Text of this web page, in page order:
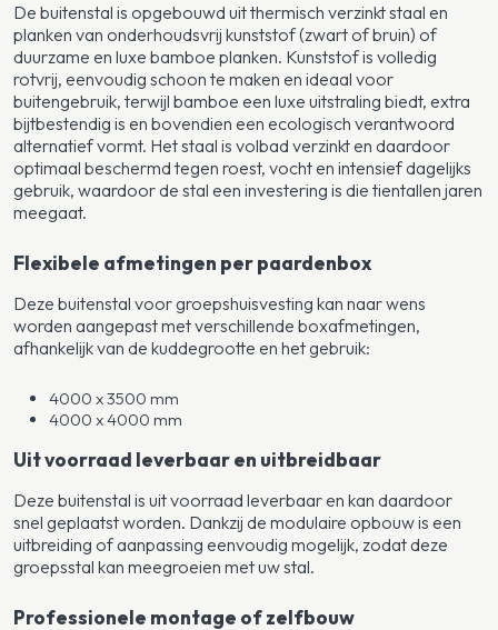
De buitenstal is opgebouwd uit thermisch verzinkt staal en
planken van onderhoudsvrij kunststof (zwart of bruin) of
duurzame en luxe bamboe planken. Kunststof is volledig
rotvrij, eenvoudig schoon te maken en ideaal voor
buitengebruik, terwijl bamboe een luxe uitstraling biedt, extra
bijtbestendig is en bovendien een ecologisch verantwoord
alternatief vormt. Het staal is volbad verzinkt en daardoor
optimaal beschermd tegen roest, vocht en intensief dagelijks
gebruik, waardoor de stal een investering is die tientallen jaren
meegaat.
Flexibele afmetingen per paardenbox
Deze buitenstal voor groepshuisvesting kan naar wens
worden aangepast met verschillende boxafmetingen,
afhankelijk van de kuddegrootte en het gebruik:
4000 x 3500 mm
4000 x 4000 mm
Uit voorraad leverbaar en uitbreidbaar
Deze buitenstal is uit voorraad leverbaar en kan daardoor
snel geplaatst worden. Dankzij de modulaire opbouw is een
uitbreiding of aanpassing eenvoudig mogelijk, zodat deze
groepsstal kan meegroeien met uw stal.
Professionele montage of zelfbouw